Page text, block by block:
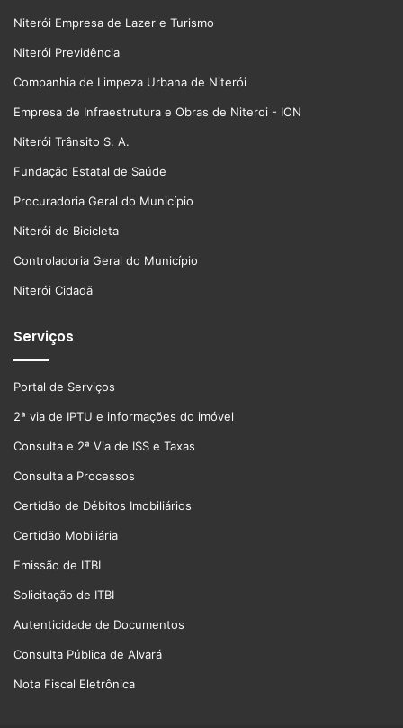
Niterói Empresa de Lazer e Turismo
Niterói Previdência
Companhia de Limpeza Urbana de Niterói
Empresa de Infraestrutura e Obras de Niteroi - ION
Niterói Trânsito S. A.
Fundação Estatal de Saúde
Procuradoria Geral do Município
Niterói de Bicicleta
Controladoria Geral do Município
Niterói Cidadã
Serviços
Portal de Serviços
2ª via de IPTU e informações do imóvel
Consulta e 2ª Via de ISS e Taxas
Consulta a Processos
Certidão de Débitos Imobiliários
Certidão Mobiliária
Emissão de ITBI
Solicitação de ITBI
Autenticidade de Documentos
Consulta Pública de Alvará
Nota Fiscal Eletrônica